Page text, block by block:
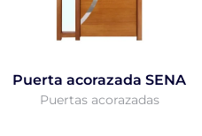
Puerta acorazada SENA
Puertas acorazadas